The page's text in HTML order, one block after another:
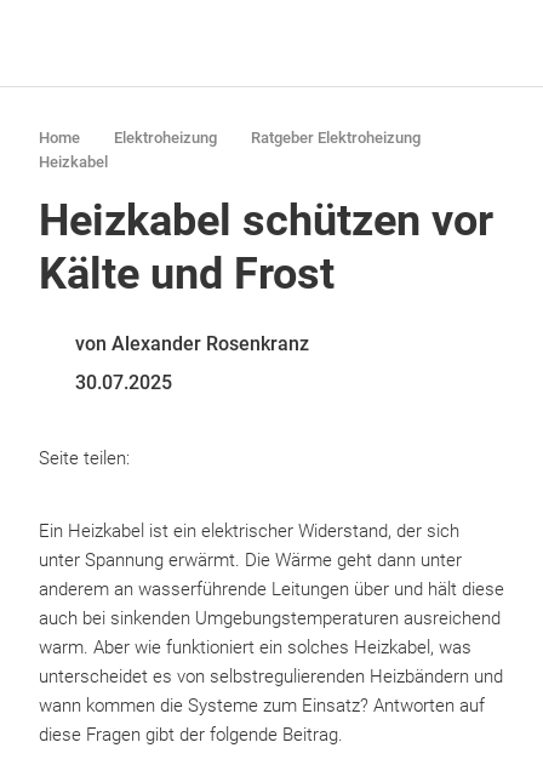
Home Elektroheizung
Ratgeber Elektroheizung
Heizkabel
Heizkabel schützen vor
Kälte und Frost
von Alexander Rosenkranz
30.07.2025
Seite teilen:
Ein Heizkabel ist ein elektrischer Widerstand, der sich
unter Spannung erwärmt. Die Wärme geht dann unter
anderem an wasserführende Leitungen über und hält diese
auch bei sinkenden Umgebungstemperaturen ausreichend
warm. Aber wie funktioniert ein solches Heizkabel, was
unterscheidet es von selbstregulierenden Heizbändern und
wann kommen die Systeme zum Einsatz? Antworten auf
diese Fragen gibt der folgende Beitrag.